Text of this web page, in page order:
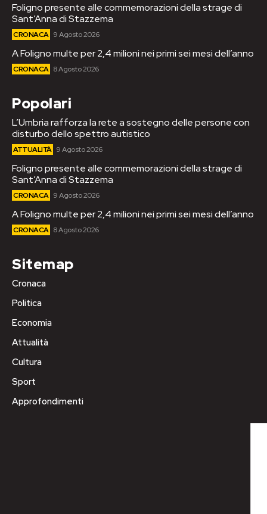
Foligno presente alle commemorazioni della strage di
Sant’Anna di Stazzema
CRONACA 9 Agosto 2026
A Foligno multe per 2,4 milioni nei primi sei mesi dell’anno
CRONACA 8 Agosto 2026
Popolari
L’Umbria rafforza la rete a sostegno delle persone con
disturbo dello spettro autistico
ATTUALITÀ 9 Agosto 2026
Foligno presente alle commemorazioni della strage di
Sant’Anna di Stazzema
CRONACA 9 Agosto 2026
A Foligno multe per 2,4 milioni nei primi sei mesi dell’anno
CRONACA 8 Agosto 2026
Sitemap
Cronaca
Politica
Economia
Attualità
Cultura
Sport
Approfondimenti